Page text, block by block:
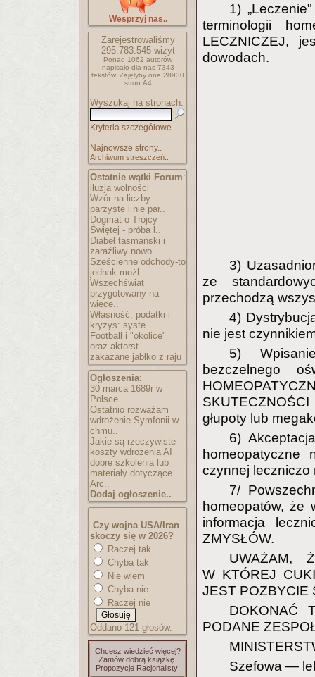
Wesprzyj nas..
Zarejestrowaliśmy
295.783.545wizyt
Ponad 1062 autorów
napisało dla nas 7343
tekstów. Zajęłyby one 28930
stron A4
Wyszukaj na stronach:
Kryteria szczegółowe
Najnowsze strony..
Archiwum streszczeń..
Ostatnie wątki Forum:
iluzja wolności
Wzór na liczby
parzyste i nie par..
Dogmat o Trójcy
Świętej - próba l..
Diabeł tasmański i
zaraźliwy nowo..
Sześcienne odchody-to
jednak możl..
Wszechświat
przygotowany na
więce..
Własność, podatki i
kryzys: syste..
Football i "okolice"
oraz aktorst..
zakazane jabłko z raju
Ogłoszenia:
30 marca 1689r w
Polsce
Ostatnio rozważam
wdrożenie Symfonii w
chmu..
Jakie są rzeczywiste
koszty wdrożenia AI
dobre szkolenia lub
materiały dotyczące
Arc..
Dodaj ogłoszenie..
Czy wojna USA/Iran
skoczy się w 2026?
Raczej tak
Chyba tak
Nie wiem
Chyba nie
Raczej nie
Oddano 121 głosów.
Chcesz wiedzieć więcej?
Zamów dobrą książkę.
Propozycje Racjonalisty:
1)
terminologii
LECZNICZEJ,
dowodach.
3)
ze
przechodzą
4)
nie jest
5)
bezczelnego
głupoty lub
6)
homeopatyczne
czynnej leczniczo
7/
homeopatów, że
informacja
ZMYSŁÓW.
UWAŻAM,
W KTÓREJ
JEST POZBYCIE
DOKONAĆ
PODANE
Szefowa —